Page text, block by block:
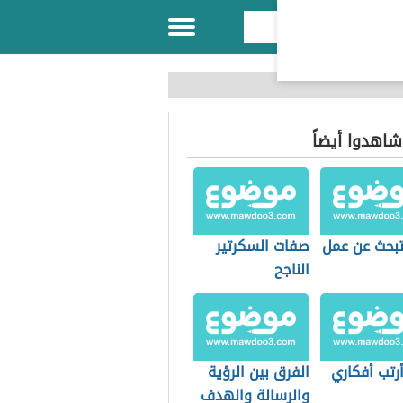
شاهدوا أيضاً
عن عمل صفات السكرتير
الناجح
أفكاري
الفرق بين الرؤية
والرسالة والهدف